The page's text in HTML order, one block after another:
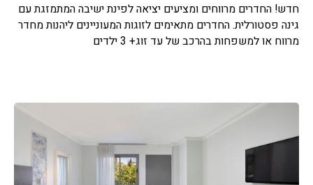
חדש! החדרים מרווחים ומציעים יציאה לפינת ישיבה המתמזגת עם
גינה פסטורלית. החדרים מתאימים לזוגות המעוניינים ליהנות מחדר
מרווח או למשפחות בהרכב של עד זוג+ 3 ילדים